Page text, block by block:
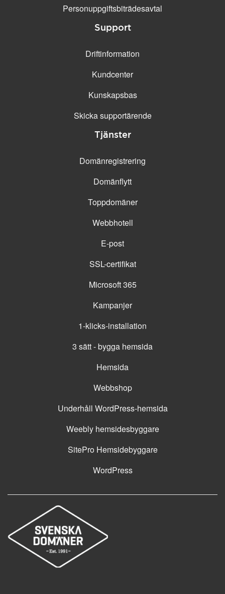
Personuppgifts­biträdesavtal
Support
Driftinformation
Kundcenter
Kunskapsbas
Skicka supportärende
Tjänster
Domänregistrering
Domänflytt
Toppdomäner
Webbhotell
E-post
SSL-certifikat
Microsoft 365
Kampanjer
1-klicks-installation
3 sätt - bygga hemsida
Hemsida
Webbshop
Underhåll WordPress-hemsida
Weebly hemsidesbyggare
SitePro Hemsidebyggare
WordPress